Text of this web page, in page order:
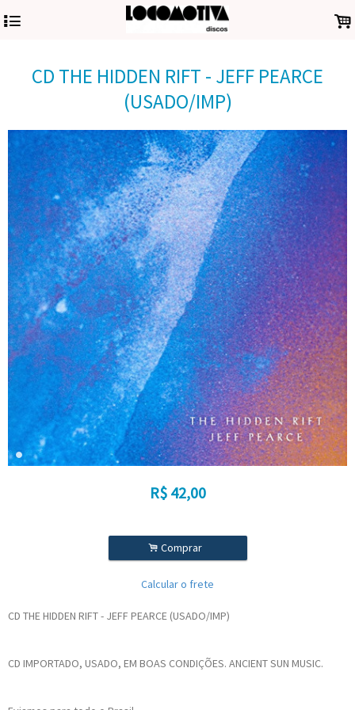
4 .
CD THE HIDDEN RIFT - JEFF PEARCE
(USADO/IMP)
R$ 42,00
. Comprar
Calcular o frete
CD THE HIDDEN RIFT - JEFF PEARCE (USADO/IMP)
CD IMPORTADO, USADO, EM BOAS CONDIÇÕES. ANCIENT SUN MUSIC.